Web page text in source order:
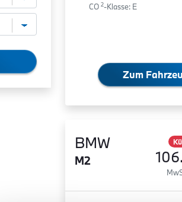
CO 2-Klasse: E
Zum
BMW
M2